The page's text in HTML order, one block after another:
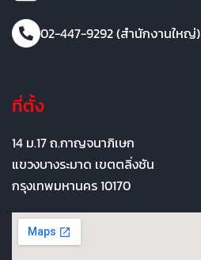
02-447-9292 (สำนักงานใหญ่)
ที่ตั้ง
14 ม.17 ถ.กาญจนาภิเษก
แขวงบางระมาด เขตตลิ่งชัน
กรุงเทพมหานคร 10170